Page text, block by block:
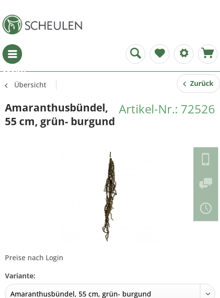
Menü
Übersicht Zurück
Artikel-Nr.: 72526
Amaranthusbündel,
55 cm, grün- burgund
Preise nach Login
Variante: